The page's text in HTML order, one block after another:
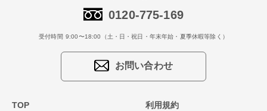
0120-775-169
受付時間 9:00〜18:00（土・日・祝日・年末年始・夏季休暇等除く）
お問い合わせ
TOP 利用規約